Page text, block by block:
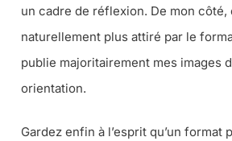
un cadre de réflexion. De mon côté,
naturellement plus attiré par le
publie majoritairement mes images
orientation.
Gardez enfin à l’esprit qu’un format